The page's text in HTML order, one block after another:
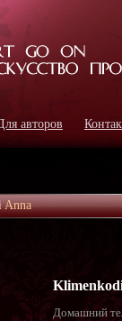
авторов
Anna
Домашний